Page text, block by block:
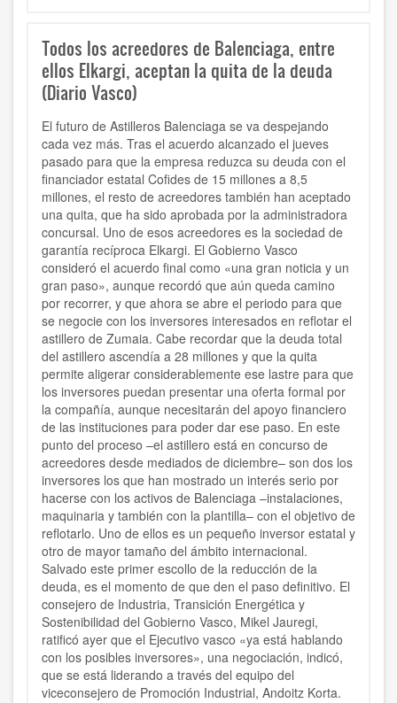
Todos los acreedores de Balenciaga, entre
ellos Elkargi, aceptan la quita de la deuda
(Diario Vasco)
El futuro de Astilleros Balenciaga se va despejando
cada vez más. Tras el acuerdo alcanzado el jueves
pasado para que la empresa reduzca su deuda con el
financiador estatal Cofides de 15 millones a 8,5
millones, el resto de acreedores también han aceptado
una quita, que ha sido aprobada por la administradora
concursal. Uno de esos acreedores es la sociedad de
garantía recíproca Elkargi. El Gobierno Vasco
consideró el acuerdo final como «una gran noticia y un
gran paso», aunque recordó que aún queda camino
por recorrer, y que ahora se abre el periodo para que
se negocie con los inversores interesados en reflotar el
astillero de Zumaia. Cabe recordar que la deuda total
del astillero ascendía a 28 millones y que la quita
permite aligerar considerablemente ese lastre para que
los inversores puedan presentar una oferta formal por
la compañía, aunque necesitarán del apoyo financiero
de las instituciones para poder dar ese paso. En este
punto del proceso –el astillero está en concurso de
acreedores desde mediados de diciembre– son dos los
inversores los que han mostrado un interés serio por
hacerse con los activos de Balenciaga –instalaciones,
maquinaria y también con la plantilla– con el objetivo de
reflotarlo. Uno de ellos es un pequeño inversor estatal y
otro de mayor tamaño del ámbito internacional.
Salvado este primer escollo de la reducción de la
deuda, es el momento de que den el paso definitivo. El
consejero de Industria, Transición Energética y
Sostenibilidad del Gobierno Vasco, Mikel Jauregi,
ratificó ayer que el Ejecutivo vasco «ya está hablando
con los posibles inversores», una negociación, indicó,
que se está liderando a través del equipo del
viceconsejero de Promoción Industrial, Andoitz Korta.